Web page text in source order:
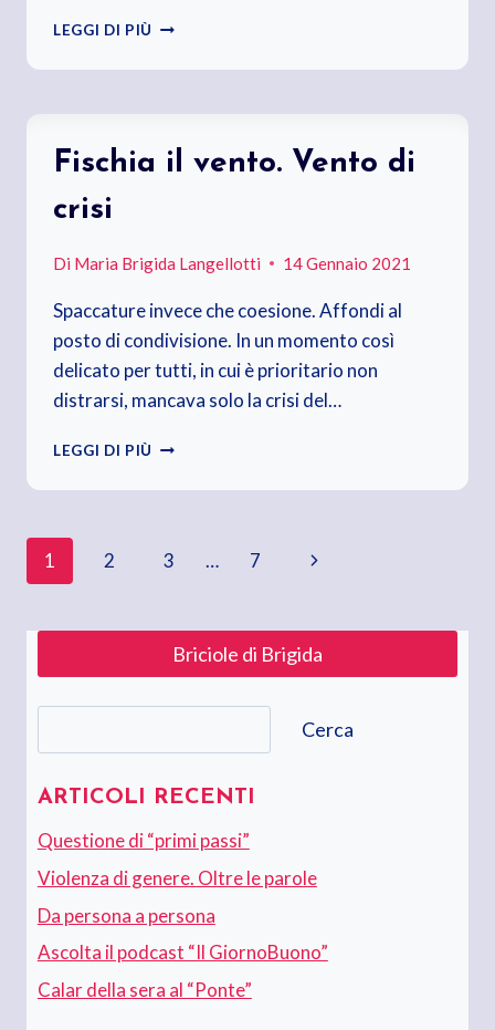
LEGGI DI PIÙ SONO
IN
MANO
DI
STUDIARE
Fischia il vento. Vento di
crisi
Di Maria Brigida Langellotti 14 Gennaio 2021
Spaccature invece che coesione. Affondi al
posto di condivisione. In un momento così
delicato per tutti, in cui è prioritario non
distrarsi, mancava solo la crisi del…
LEGGI DI PIÙ FISCHIA
VENTO.
CRISI
Navigazione
1 2 3 … 7
Pagina
Briciole di Brigida
Cerca
ARTICOLI RECENTI
Questione di “primi passi”
Violenza di genere. Oltre le parole
Da persona a persona
Ascolta il podcast “Il GiornoBuono”
Calar della sera al “Ponte”